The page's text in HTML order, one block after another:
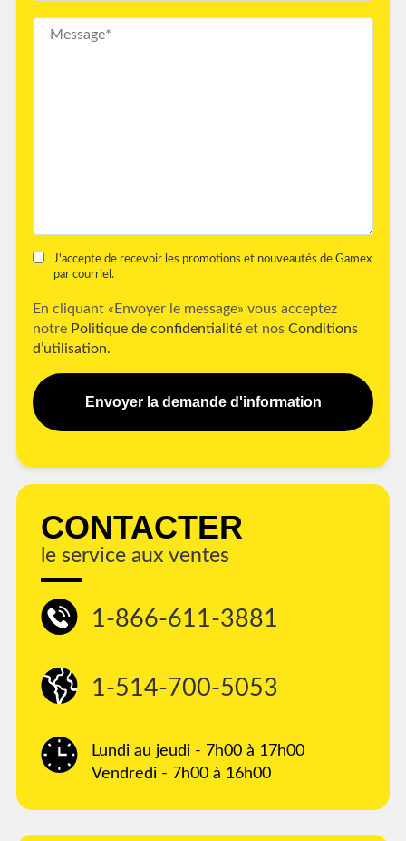
J'accepte de recevoir les promotions et nouveautés de Gamex
par courriel.
En cliquant «Envoyer le message» vous acceptez
notre Politique de confidentialité et nos Conditions
d’utilisation.
Envoyer la demande d'information
CONTACTER
le service aux ventes
1-866-611-3881
1-514-700-5053
Lundi au jeudi - 7h00 à 17h00
Vendredi - 7h00 à 16h00